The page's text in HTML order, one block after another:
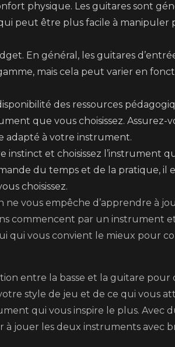
physique. Les guitares sont
peut être plus facile à manipuler
En général, les guitares
mais cela peut varier en
des ressources
que vous choisissez. Assurez-
adapté à votre instrument.
instinct et choisissez l’instrument
du temps et de la pratique, il
choisissez.
vous empêche d’apprendre à
commencent par un instrument
qui vous convient le mieux pour
entre la basse et la guitare pour
style de jeu et de ce qui vous
qui vous inspire le plus. Avec
à jouer les deux instruments avec